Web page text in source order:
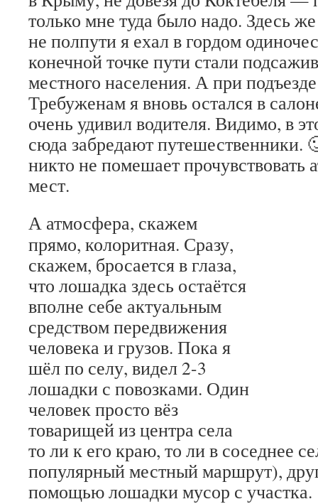
только мне туда было надо. Здесь
не полпути я ехал в гордом
конечной точке пути стали
местного населения. А при
Требуженам я вновь остался в
очень удивил водителя. Видимо, в
сюда забредают путешественники.
никто не помешает прочувствовать
мест.
А атмосфера, скажем
прямо, колоритная. Сразу,
скажем, бросается в глаза,
что лошадка здесь остаётся
вполне себе актуальным
средством передвижения
человека и грузов. Пока я
шёл по селу, видел 2-3
лошадки с повозками. Один
человек просто вёз
товарищей из центра села
то ли к его краю, то ли в соседнее
популярный местный маршрут),
помощью лошадки мусор с участка.